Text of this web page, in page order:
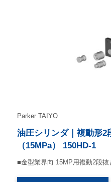
Parker TAIYO
油圧シリンダ｜複動形2
（15MPa） 150HD-1
■金型業界向 15MP用複動2段抜